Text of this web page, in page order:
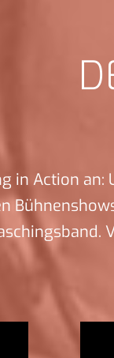
in Action